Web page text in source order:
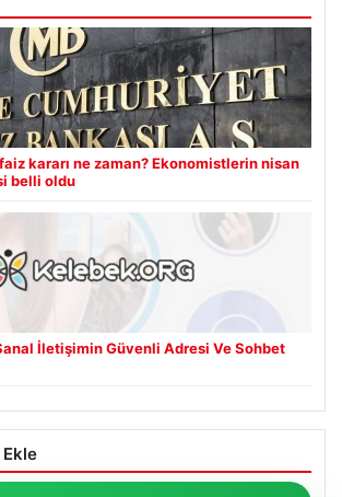
kararı ne zaman? Ekonomistlerin nisan
belli oldu
İletişimin Güvenli Adresi Ve Sohbet